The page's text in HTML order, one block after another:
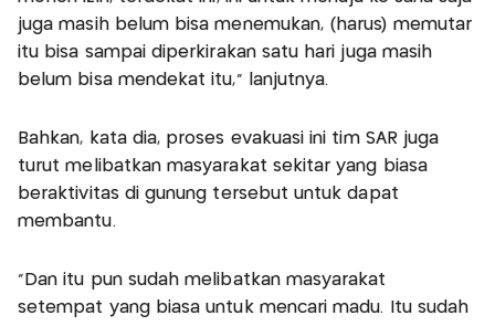
juga masih belum bisa menemukan, (harus) memutar
itu bisa sampai diperkirakan satu hari juga masih
belum bisa mendekat itu," lanjutnya.
Bahkan, kata dia, proses evakuasi ini tim SAR juga
turut melibatkan masyarakat sekitar yang biasa
beraktivitas di gunung tersebut untuk dapat
membantu.
"Dan itu pun sudah melibatkan masyarakat
setempat yang biasa untuk mencari madu. Itu sudah